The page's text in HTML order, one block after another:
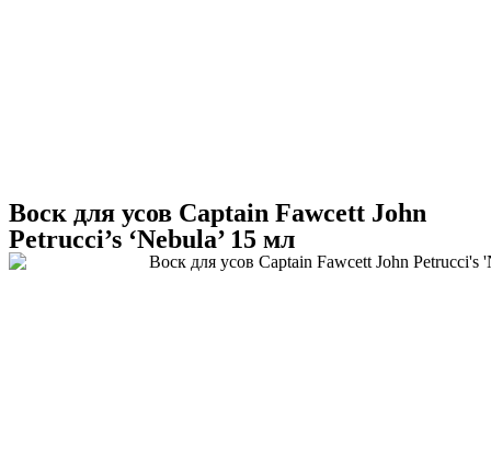
Воск для усов Captain Fawcett John
Petrucci’s ‘Nebula’ 15 мл